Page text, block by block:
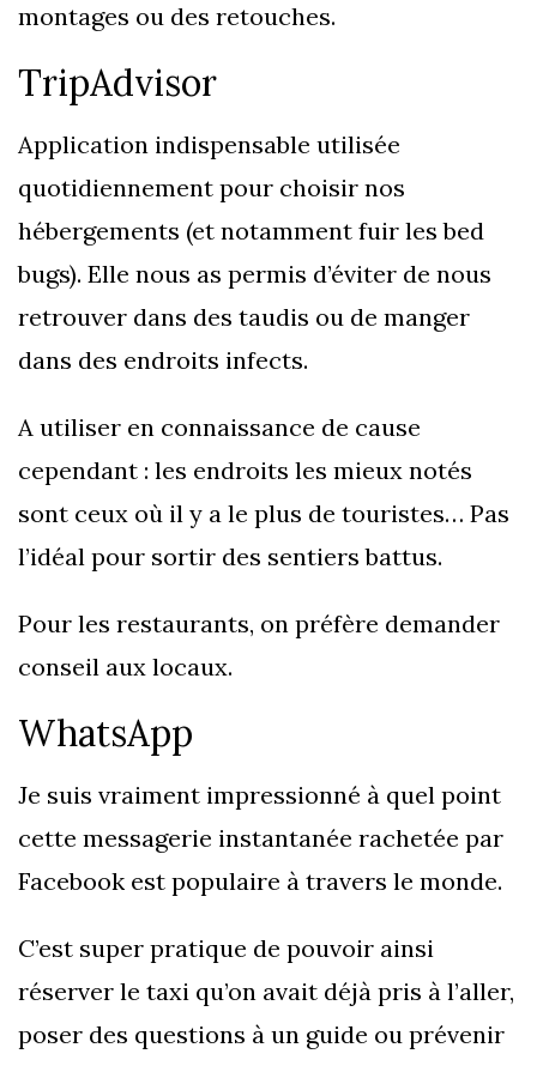
montages ou des retouches.
TripAdvisor
Application indispensable utilisée
quotidiennement pour choisir nos
hébergements (et notamment fuir les bed
bugs). Elle nous as permis d’éviter de nous
retrouver dans des taudis ou de manger
dans des endroits infects.
A utiliser en connaissance de cause
cependant : les endroits les mieux notés
sont ceux où il y a le plus de touristes… Pas
l’idéal pour sortir des sentiers battus.
Pour les restaurants, on préfère demander
conseil aux locaux.
WhatsApp
Je suis vraiment impressionné à quel point
cette messagerie instantanée rachetée par
Facebook est populaire à travers le monde.
C’est super pratique de pouvoir ainsi
réserver le taxi qu’on avait déjà pris à l’aller,
poser des questions à un guide ou prévenir